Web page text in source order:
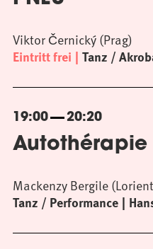
Eintritt frei Tanz /
Viktor Černický (Prag)
19:00 20:20
Autothérapie
Tanz / Performance
Mackenzy Bergile